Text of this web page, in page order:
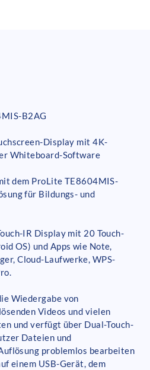
B2AG
Display mit 4K-
Whiteboard-Software
dem ProLite TE8604MIS-
für Bildungs- und
IR Display mit 20 Touch-
OS) und Apps wie Note,
Cloud-Laufwerke, WPS-
Wiedergabe von
Videos und vielen
und verfügt über Dual-Touch-
Dateien und
problemlos bearbeiten
einem USB-Gerät, dem